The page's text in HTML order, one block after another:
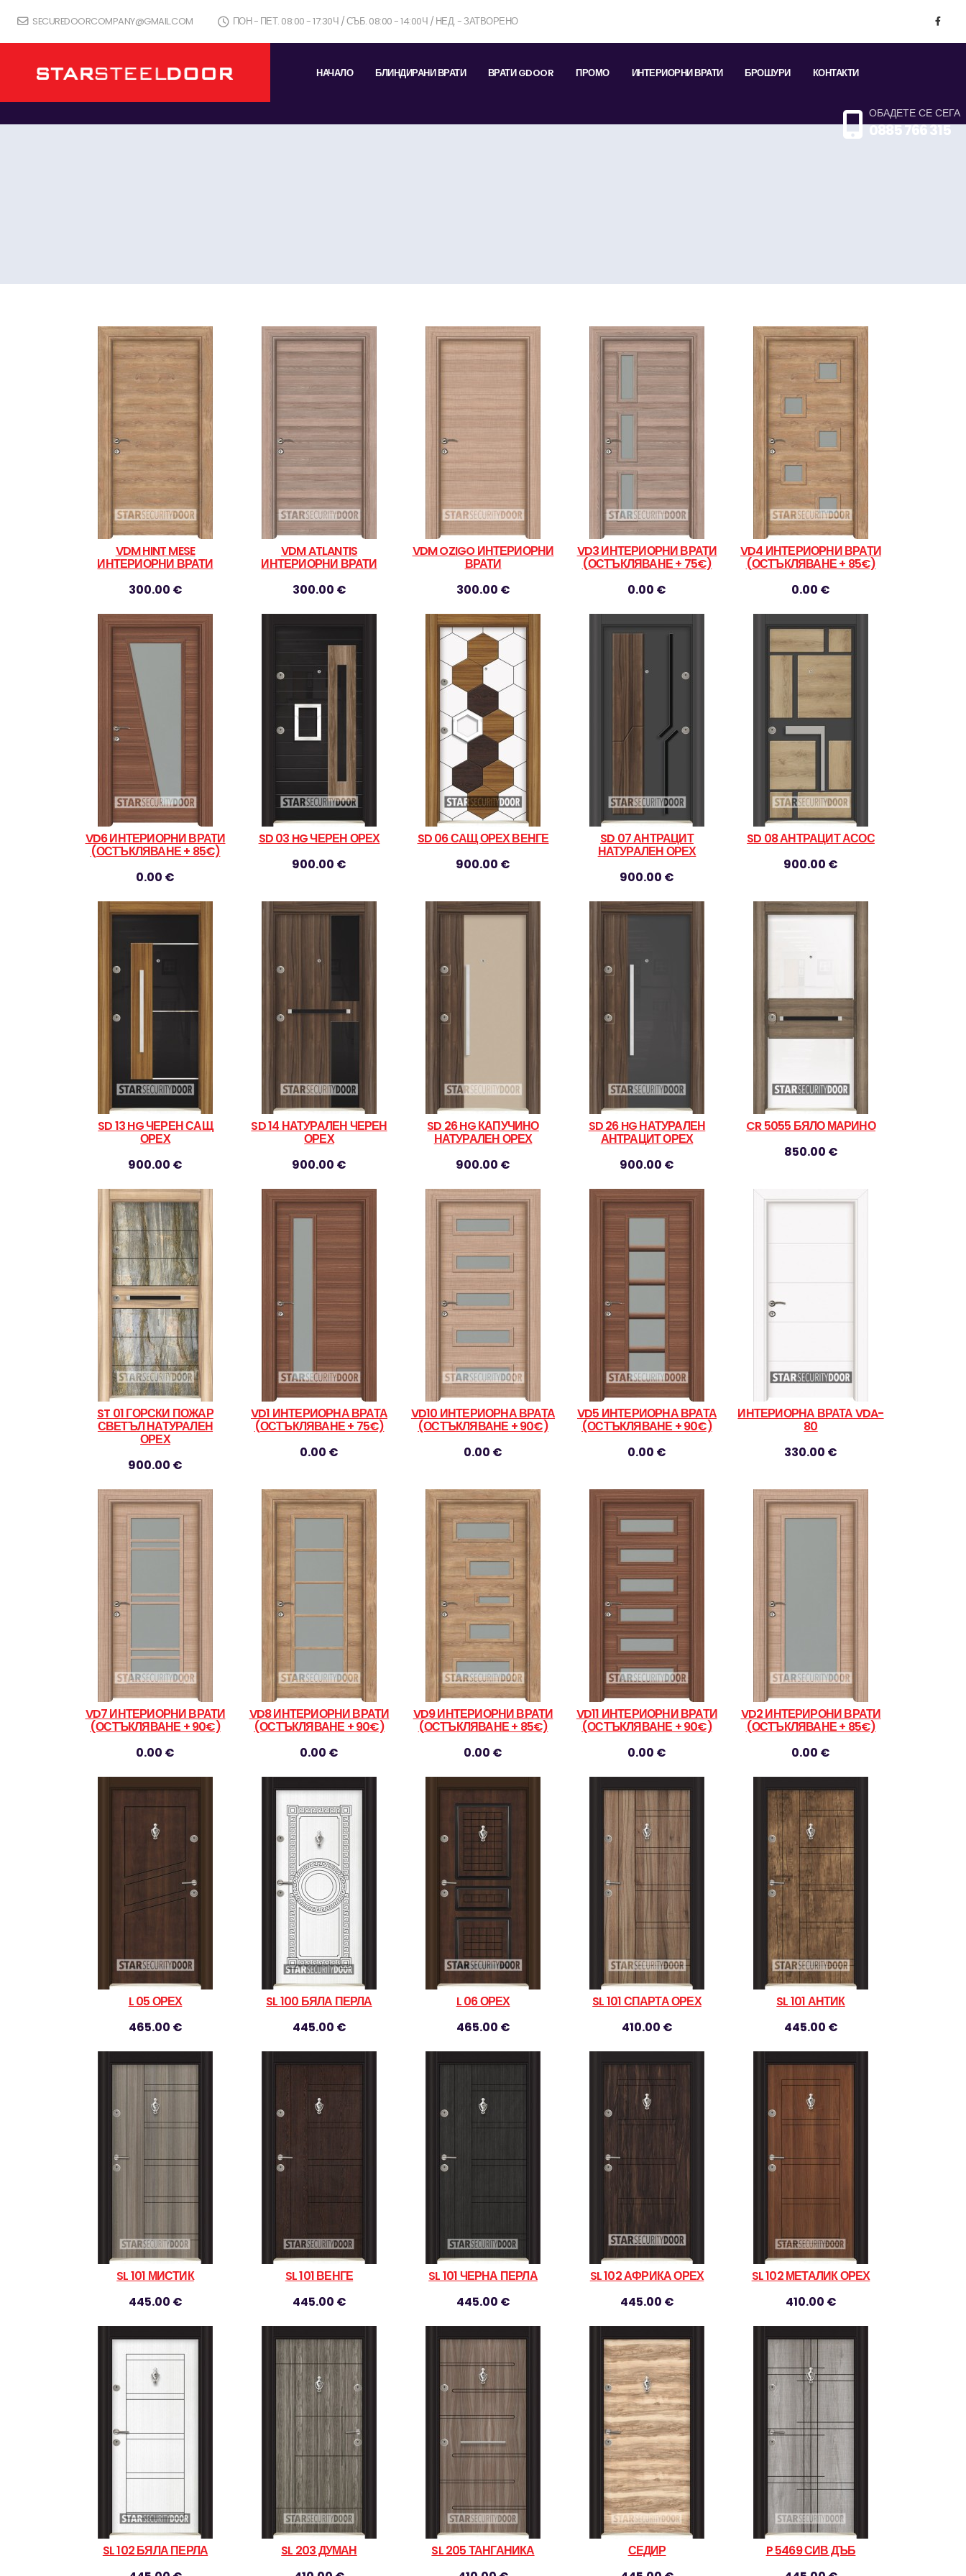
SECUREDOORCOMPANY@GMAIL.COM ПОН - ПЕТ. 08:00 - 17:30Ч / СЪБ. 08:00 - 14:00Ч / НЕД. - ЗАТВОРЕНО
НАЧАЛО БЛИНДИРАНИ ВРАТИ ВРАТИ GDOOR ПРОМО ИНТЕРИОРНИ ВРАТИ БРОШУРИ КОНТАКТИ
ОБАДЕТЕ СЕ СЕГА
0885 766 315
VDM HINT MESE
ИНТЕРИОРНИ ВРАТИ
300.00 €
VDM ATLANTIS
ИНТЕРИОРНИ ВРАТИ
300.00 €
VDM OZIGO ИНТЕРИОРНИ
ВРАТИ
300.00 €
VD3 ИНТЕРИОРНИ ВРАТИ
(ОСТЪКЛЯВАНЕ + 75€)
0.00 €
VD4 ИНТЕРИОРНИ ВРАТИ
(ОСТЪКЛЯВАНЕ + 85€)
0.00 €
VD6 ИНТЕРИОРНИ ВРАТИ
(ОСТЪКЛЯВАНЕ + 85€)
0.00 €
SD 03 HG ЧЕРЕН ОРЕХ
900.00 €
SD 06 САЩ ОРЕХ ВЕНГЕ
900.00 €
SD 07 АНТРАЦИТ
НАТУРАЛЕН ОРЕХ
900.00 €
SD 08 АНТРАЦИТ АСОС
900.00 €
SD 13 HG ЧЕРЕН САЩ
ОРЕХ
900.00 €
SD 14 НАТУРАЛЕН ЧЕРЕН
ОРЕХ
900.00 €
SD 26 HG КАПУЧИНО
НАТУРАЛЕН ОРЕХ
900.00 €
SD 26 HG НАТУРАЛЕН
АНТРАЦИТ ОРЕХ
900.00 €
CR 5055 БЯЛО МАРИНО
850.00 €
ST 01 ГОРСКИ ПОЖАР
СВЕТЪЛ НАТУРАЛЕН
ОРЕХ
900.00 €
VD1 ИНТЕРИОРНА ВРАТА
(ОСТЪКЛЯВАНЕ + 75€)
0.00 €
VD10 ИНТЕРИОРНА ВРАТА
(ОСТЪКЛЯВАНЕ + 90€)
0.00 €
VD5 ИНТЕРИОРНА ВРАТА
(ОСТЪКЛЯВАНЕ + 90€)
0.00 €
ИНТЕРИОРНА ВРАТА VDA-
80
330.00 €
VD7 ИНТЕРИОРНИ ВРАТИ
(ОСТЪКЛЯВАНЕ + 90€)
0.00 €
VD8 ИНТЕРИОРНИ ВРАТИ
(ОСТЪКЛЯВАНЕ + 90€)
0.00 €
VD9 ИНТЕРИОРНИ ВРАТИ
(ОСТЪКЛЯВАНЕ + 85€)
0.00 €
VD11 ИНТЕРИОРНИ ВРАТИ
(ОСТЪКЛЯВАНЕ + 90€)
0.00 €
VD2 ИНТЕРИРОНИ ВРАТИ
(ОСТЪКЛЯВАНЕ + 85€)
0.00 €
L 05 ОРЕХ
465.00 €
SL 100 БЯЛА ПЕРЛА
445.00 €
L 06 ОРЕХ
465.00 €
SL 101 СПАРТА ОРЕХ
410.00 €
SL 101 АНТИК
445.00 €
SL 101 МИСТИК
445.00 €
SL 101 ВЕНГЕ
445.00 €
SL 101 ЧЕРНА ПЕРЛА
445.00 €
SL 102 АФРИКА ОРЕХ
445.00 €
SL 102 МЕТАЛИК ОРЕХ
410.00 €
SL 102 БЯЛА ПЕРЛА
SL 203 ДУМАН
SL 205 ТАНГАНИКА
СЕДИР
P 5469 СИВ ДЪБ